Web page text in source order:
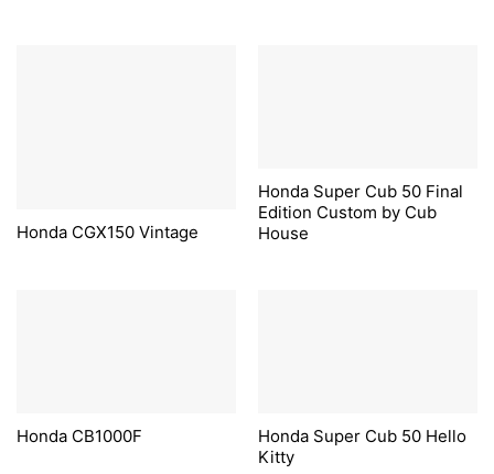
Honda CGX150 Vintage
Honda Super Cub 50 Final
Edition Custom by Cub
House
Honda CB1000F
Honda Super Cub 50 Hello
Kitty